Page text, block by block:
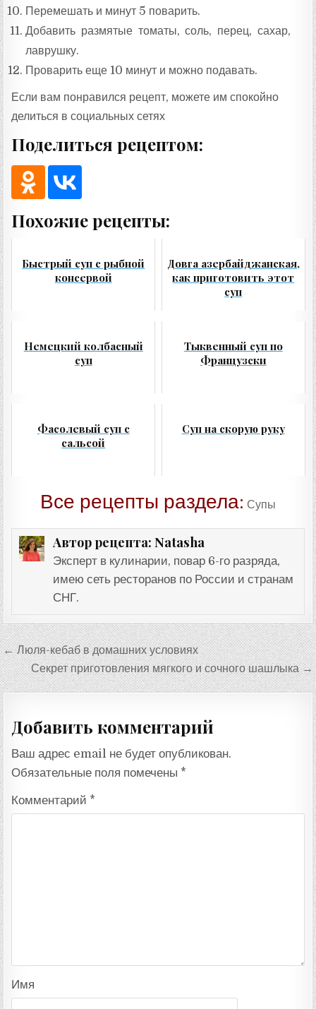
Перемешать и минут 5 поварить.
Добавить размятые томаты, соль, перец, сахар,
лаврушку.
Проварить еще 10 минут и можно подавать.
Если вам понравился рецепт, можете им спокойно
делиться в социальных сетях
Поделиться рецептом:
Похожие рецепты:
Быстрый суп с рыбной
консервой
Довга азербайджанская,
как приготовить этот
суп
Немецкий колбасный
суп
Тыквенный суп по
Французски
Фасолевый суп с
сальсой
Суп на скорую руку
Все рецепты раздела: Супы
Автор рецепта: Natasha
Эксперт в кулинарии, повар 6-го разряда,
имею сеть ресторанов по России и странам
СНГ.
Навигация
по
записям
← Люля-кебаб в домашних условиях
Секрет приготовления мягкого и сочного шашлыка →
Добавить комментарий
Ваш адрес email не будет опубликован.
Обязательные поля помечены *
Комментарий *
Имя